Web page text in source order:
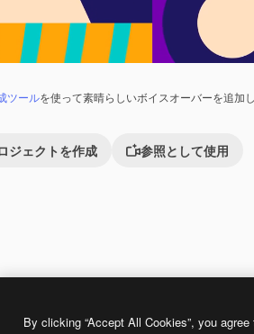
ツールを使って素晴らしいボイスオーバーを追加
ジェクトを作成 参照として使用
By clicking “Accept All Cookies”, you